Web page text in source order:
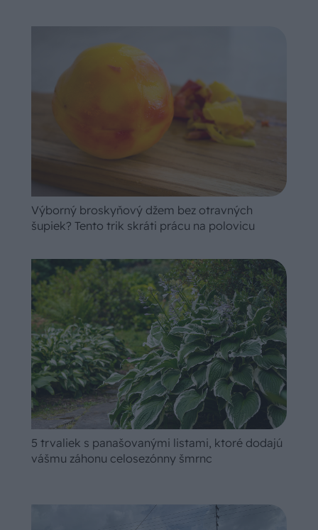
Výborný broskyňový džem bez otravných
šupiek? Tento trik skráti prácu na polovicu
5 trvaliek s panašovanými listami, ktoré dodajú
vášmu záhonu celosezónny šmrnc